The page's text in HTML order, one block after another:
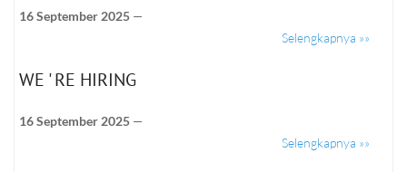
16 September 2025 —
Selengkapnya »»
WE ' RE HIRING
16 September 2025 —
Selengkapnya »»